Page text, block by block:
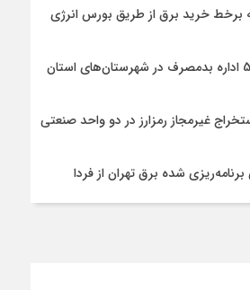
برخط خرید برق از طریق بورس انرژی
قطع برق بیش از 500 اداره بدمصرف در شهرستان‌های استان
استخراج غیرمجاز رمزارز در دو واحد صنعتی
شده برق تهران از فردا